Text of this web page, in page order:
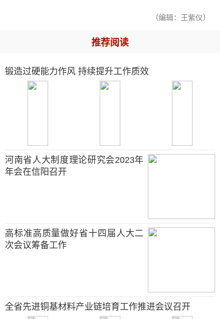
（编辑：王紫仪）
推荐阅读
锻造过硬能力作风 持续提升工作质效
河南省人大制度理论研究会2023年
年会在信阳召开
高标准高质量做好省十四届人大二
次会议筹备工作
全省先进铜基材料产业链培育工作推进会议召开